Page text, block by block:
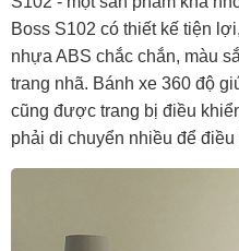
Boss S102 có thiết kế tiện
nhựa ABS chắc chắn, màu
trang nhã. Bánh xe 360 độ
cũng được trang bị điều
phải di chuyển nhiều để